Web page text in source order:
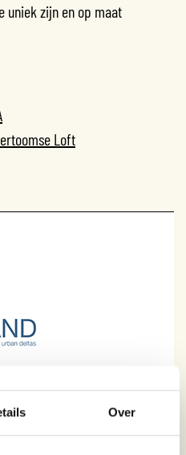
Over
uniek zijn en op maat
Loft